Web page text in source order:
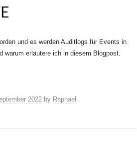
und es werden Auditlogs für Events in
warum erläutere ich in diesem Blogpost.
2022 by Raphael .